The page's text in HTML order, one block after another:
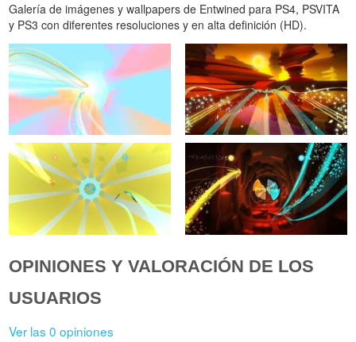
Galería de imágenes y wallpapers de Entwined para PS4, PSVITA
y PS3 con diferentes resoluciones y en alta definición (HD).
OPINIONES Y VALORACIÓN DE LOS
USUARIOS
Ver las 0 opiniones